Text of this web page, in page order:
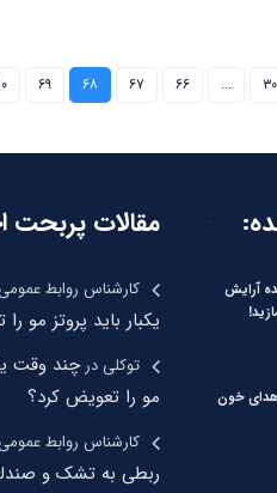
۳۰ ... ۶۶ ۶۷ ۶۸ ۶۹
آرایش
اهدای خون
مقالات پربحت
کارشناس روابط
یکبار باید پروتز مو
توکلیدرچند وقت
مو را تعویض کرد؟
کارشناس روابط
ربطی به تشک و